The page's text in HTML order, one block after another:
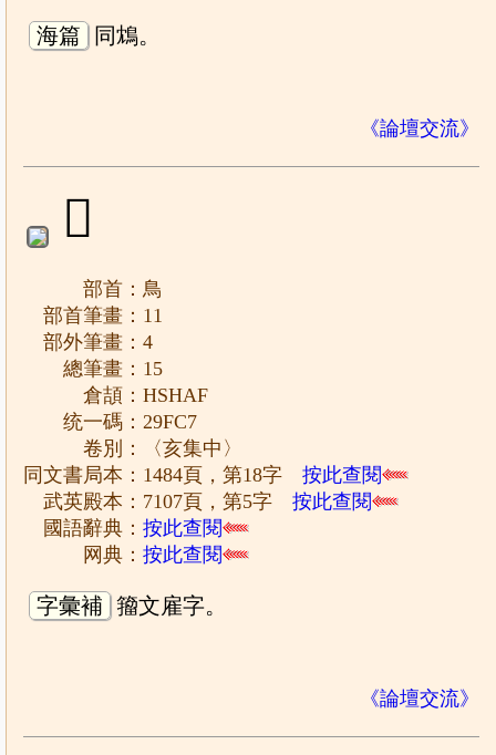
海篇 同鴆。
《論壇交流》
𩿇
部首：鳥
部首筆畫：11
部外筆畫：4
總筆畫：15
倉頡：HSHAF
统一碼：29FC7
卷別：〈亥集中〉
同文書局本：1484頁，第18字按此查閱
武英殿本：7107頁，第5字按此查閱
國語辭典：按此查閱
网典：按此查閱
字彙補 籀文雇字。
《論壇交流》